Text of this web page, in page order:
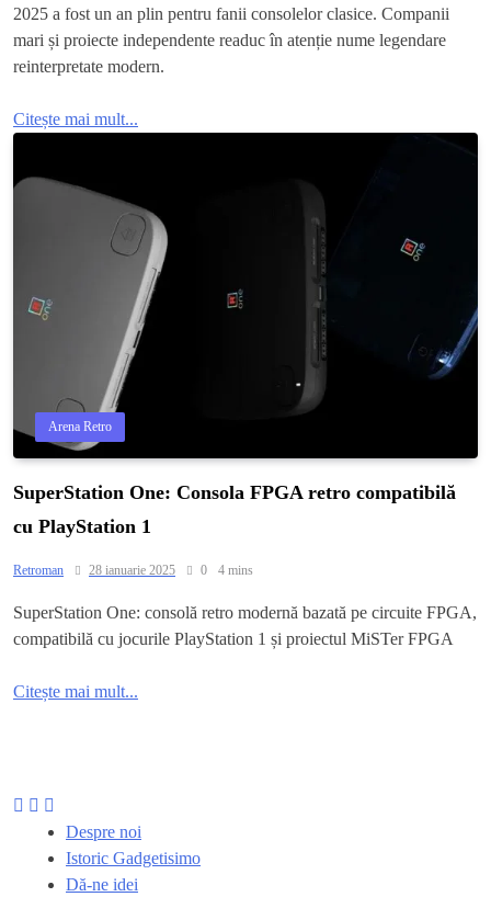
2025 a fost un an plin pentru fanii consolelor clasice. Companii
mari și proiecte independente readuc în atenție nume legendare
reinterpretate modern.
Citește mai mult...
Arena Retro
SuperStation One: Consola FPGA retro compatibilă
cu PlayStation 1
Retroman 28 ianuarie 2025 0 4 mins
SuperStation One: consolă retro modernă bazată pe circuite FPGA,
compatibilă cu jocurile PlayStation 1 și proiectul MiSTer FPGA
Citește mai mult...
Despre noi
Istoric Gadgetisimo
Dă-ne idei